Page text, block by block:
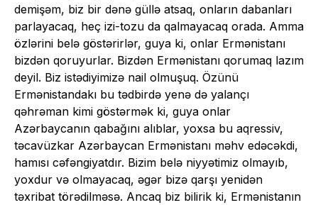
demişəm, biz bir dənə güllə atsaq, onların dabanları
parlayacaq, heç izi-tozu da qalmayacaq orada. Amma
özlərini belə göstərirlər, guya ki, onlar Ermənistanı
bizdən qoruyurlar. Bizdən Ermənistanı qorumaq lazım
deyil. Biz istədiyimizə nail olmuşuq. Özünü
Ermənistandakı bu tədbirdə yenə də yalançı
qəhrəman kimi göstərmək ki, guya onlar
Azərbaycanın qabağını alıblar, yoxsa bu aqressiv,
təcavüzkar Azərbaycan Ermənistanı məhv edəcəkdi,
hamısı cəfəngiyatdır. Bizim belə niyyətimiz olmayıb,
yoxdur və olmayacaq, əgər bizə qarşı yenidən
təxribat törədilməsə. Ancaq biz bilirik ki, Ermənistanın